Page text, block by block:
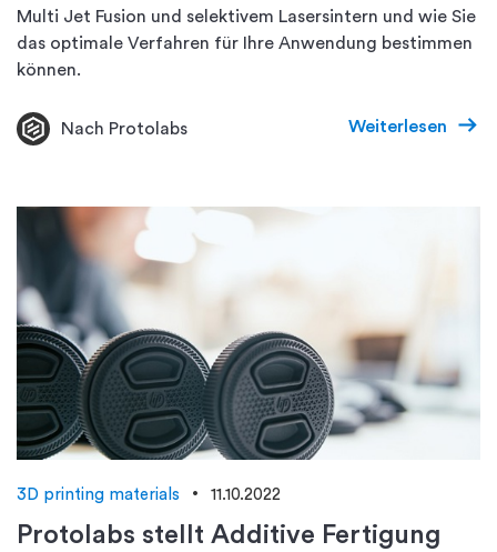
Multi Jet Fusion und selektivem Lasersintern und wie Sie
das optimale Verfahren für Ihre Anwendung bestimmen
können.
Nach Protolabs Weiterlesen
3D printing materials 11.10.2022
Protolabs stellt Additive Fertigung